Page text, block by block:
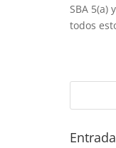
SBA
todos